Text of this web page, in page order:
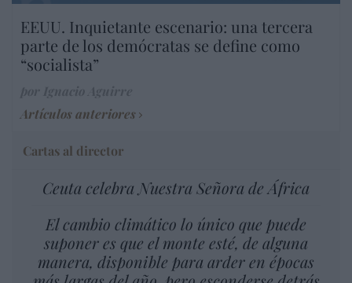
EEUU. Inquietante escenario: una tercera
parte de los demócratas se define como
“socialista”
Artículos anteriores
Cartas al director
Ceuta celebra Nuestra Señora de África
El cambio climático lo único que puede
suponer es que el monte esté, de alguna
manera, disponible para arder en épocas